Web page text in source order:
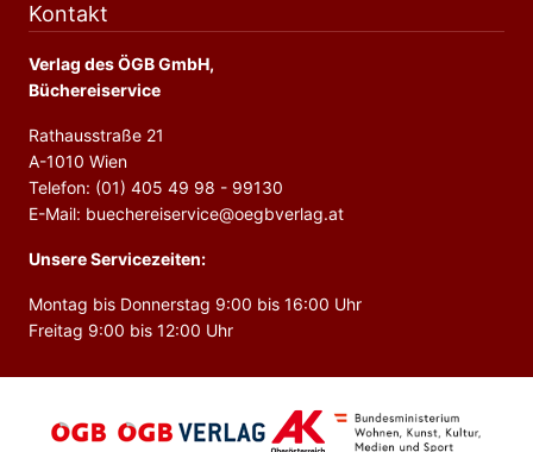
Kontakt
Verlag des ÖGB GmbH,
Büchereiservice
Rathausstraße 21
A-1010 Wien
Telefon: (01) 405 49 98 - 99130
E-Mail: buechereiservice@oegbverlag.at
Unsere Servicezeiten:
Montag bis Donnerstag 9:00 bis 16:00 Uhr
Freitag 9:00 bis 12:00 Uhr